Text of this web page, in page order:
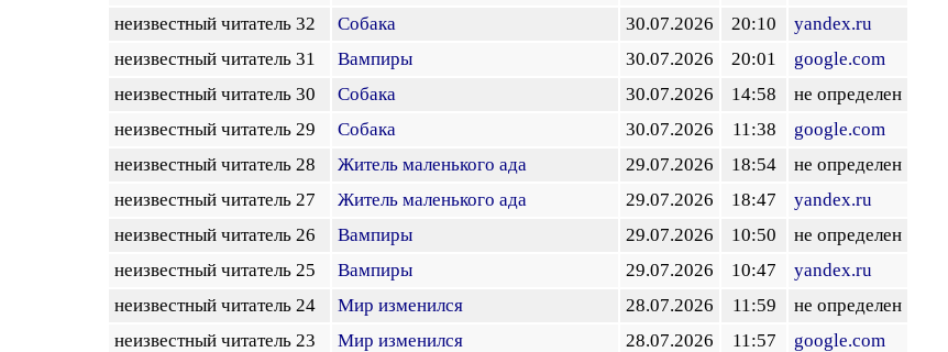
неизвестный читатель 32
Собака 30.07.2026 20:10
yandex.ru
неизвестный читатель 31
Вампиры 30.07.2026 20:01
google.com
неизвестный читатель 30
Собака 30.07.2026 14:58
не определен
неизвестный читатель 29
Собака 30.07.2026 11:38
google.com
неизвестный читатель 28
Житель маленького ада 29.07.2026 18:54
не определен
неизвестный читатель 27
Житель маленького ада 29.07.2026 18:47
yandex.ru
неизвестный читатель 26
Вампиры 29.07.2026 10:50
не определен
неизвестный читатель 25
Вампиры 29.07.2026 10:47
yandex.ru
неизвестный читатель 24
Мир изменился 28.07.2026 11:59
не определен
неизвестный читатель 23
Мир изменился 28.07.2026 11:57
google.com